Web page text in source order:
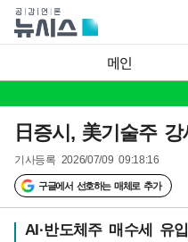
메인
日증시, 美기술주
기사등록 2026/07/09 09:18:16
구글에서 선호하는 매체로 추가
AI·반도체주 매수세 유입